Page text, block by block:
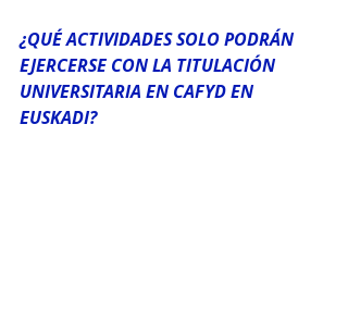
¿QUÉ ACTIVIDADES SOLO PODRÁN
EJERCERSE CON LA TITULACIÓN
UNIVERSITARIA EN CAFYD EN
EUSKADI?